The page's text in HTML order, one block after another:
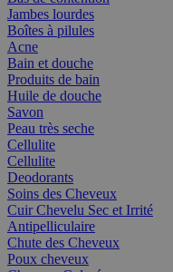
Jambes lourdes
Boîtes à pilules
Acne
Bain et douche
Produits de bain
Huile de douche
Savon
Peau très seche
Cellulite
Cellulite
Deodorants
Soins des Cheveux
Cuir Chevelu Sec et Irrité
Antipelliculaire
Chute des Cheveux
Poux cheveux